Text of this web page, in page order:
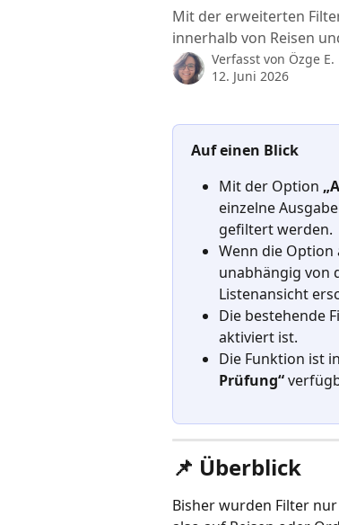
Mit der erweiterten
innerhalb von Reisen
Verfasst von Özge E.
12. Juni 2026
Auf einen Blick
Mit der Option
einzelne
gefiltert werden.
Wenn die Option
unabhängig von
Listenansicht
Die bestehende
aktiviert ist.
Die Funktion ist
Prüfung“
📌 Überblick
Bisher wurden Filter